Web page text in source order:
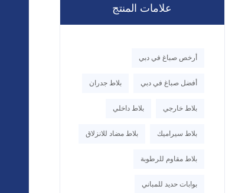
علامات المنتج
أرخص صباغ في دبي
أفضل صباغ في دبي بلاط جدران
بلاط خارجي بلاط داخلي
بلاط سيراميك بلاط مضاد للانزلاق
بلاط مقاوم للرطوبة
بوابات حديد للمباني